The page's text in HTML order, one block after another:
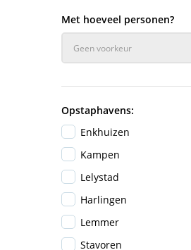
Met hoeveel personen?
Geen voorkeur
Opstaphavens:
Enkhuizen
Kampen
Lelystad
Harlingen
Lemmer
Stavoren